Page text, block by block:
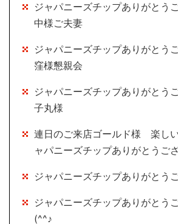
ジャパニーズチップありがとう
中様ご夫妻
ジャパニーズチップありがとう
窪様懇親会
ジャパニーズチップありがとう
子丸様
連日のご来店ゴールド様 楽し
ャパニーズチップありがとうご
ジャパニーズチップありがとう
ジャパニーズチップありがとう
(^^♪